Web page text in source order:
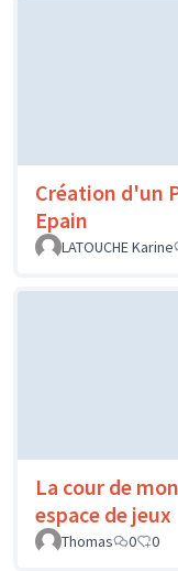
Création d'un
Epain
LATOUCHE Karine
La cour de
espace de jeux
Thomas
0 0